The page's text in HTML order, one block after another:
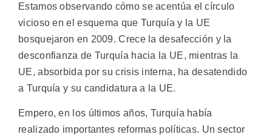
Estamos observando cómo se acentúa el círculo
vicioso en el esquema que Turquía y la UE
bosquejaron en 2009. Crece la desafección y la
desconfianza de Turquía hacia la UE, mientras la
UE, absorbida por su crisis interna, ha desatendido
a Turquía y su candidatura a la UE.
Empero, en los últimos años, Turquía había
realizado importantes reformas políticas. Un sector